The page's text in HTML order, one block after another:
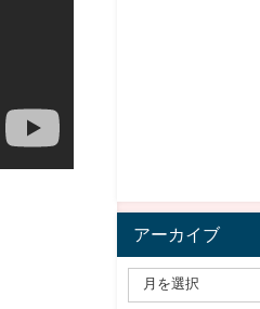
アーカイブ